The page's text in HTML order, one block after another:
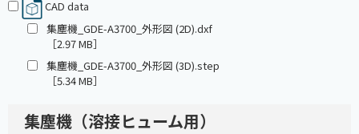
CAD data
集塵機_GDE-A3700_外形図 (2D).dxf
［2.97 MB］
集塵機_GDE-A3700_外形図 (3D).step
［5.34 MB］
集塵機（溶接ヒューム用）